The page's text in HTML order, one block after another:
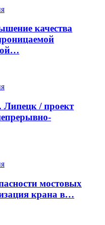
качества
/ проект
мостовых
крана в…